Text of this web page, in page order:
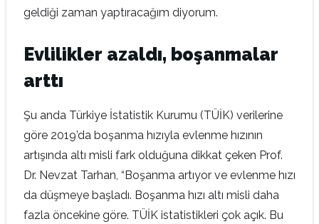
geldiği zaman yaptıracağım diyorum.
Evlilikler azaldı, boşanmalar
arttı
Şu anda Türkiye İstatistik Kurumu (TÜİK) verilerine
göre 2019’da boşanma hızıyla evlenme hızının
artışında altı misli fark olduğuna dikkat çeken Prof.
Dr. Nevzat Tarhan, “Boşanma artıyor ve evlenme hızı
da düşmeye başladı. Boşanma hızı altı misli daha
fazla öncekine göre. TÜİK istatistikleri çok açık. Bu